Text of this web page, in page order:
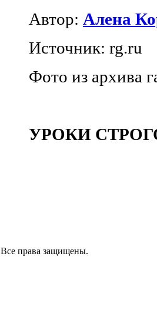
Автор: Алена
Источник: rg.ru
Фото из архива
УРОКИ
Все права защищены.